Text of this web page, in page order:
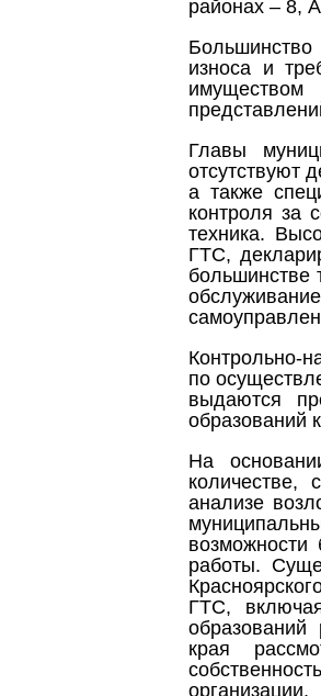
районах – 8,
износа и
Главы
отсутствуют
а также
контроля за
техника.
ГТС,
большинстве
Контрольно-
по
выдаются
образований
На
количестве,
анализе
возможности
работы.
ГТС,
образований
края
организации.